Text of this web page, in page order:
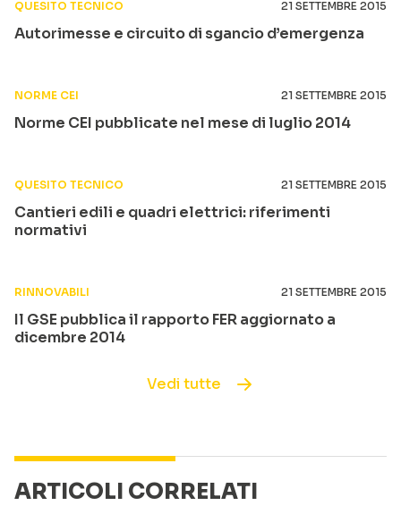
QUESITO TECNICO 21 SETTEMBRE 2015
Autorimesse e circuito di sgancio d’emergenza
NORME CEI 21 SETTEMBRE 2015
Norme CEI pubblicate nel mese di luglio 2014
QUESITO TECNICO 21 SETTEMBRE 2015
Cantieri edili e quadri elettrici: riferimenti
normativi
RINNOVABILI 21 SETTEMBRE 2015
Il GSE pubblica il rapporto FER aggiornato a
dicembre 2014
Vedi tutte
ARTICOLI CORRELATI